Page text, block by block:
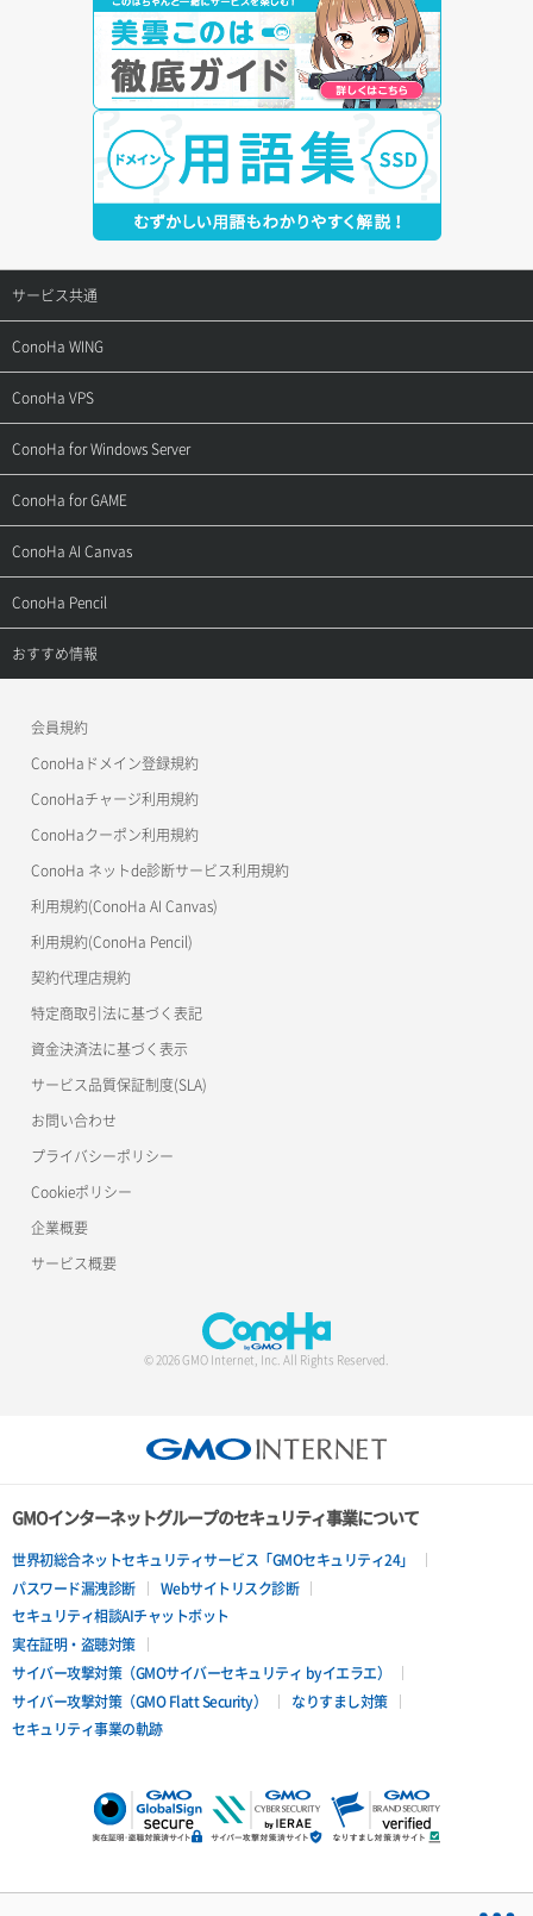
サービス共通
サポートトップ
ご契約・お支払い
用語集
お問い合わせ
ConoHa WING
サポートトップ
ご利用ガイド
お乗り換えガイド
よくある質問
ConoHa VPS
サポートトップ
ご利用ガイド
APIドキュメントVPS2.0
APIドキュメントVPS3.0
ConoHa for Windows Server
サポートトップ
ご利用ガイド
APIドキュメントVPS2.0
APIドキュメントVPS3.0
ConoHa for GAME
サポートトップ
ご利用ガイド
ConoHa AI Canvas
サポートトップ
ご利用ガイド
ConoHa Pencil
サポートトップ
おすすめ情報
美雲このは徹底ガイド
会員規約
ConoHaドメイン登録規約
ConoHaチャージ利用規約
ConoHaクーポン利用規約
ConoHa ネットde診断サービス利用規約
利用規約(ConoHa AI Canvas)
利用規約(ConoHa Pencil)
契約代理店規約
特定商取引法に基づく表記
資金決済法に基づく表示
サービス品質保証制度(SLA)
お問い合わせ
プライバシーポリシー
Cookieポリシー
企業概要
サービス概要
© 2026 GMO Internet, Inc. All Rights Reserved.
GMOインターネットグループのセキュリティ事業について
世界初総合ネットセキュリティサービス「GMOセキュリティ24」
パスワード漏洩診断
Webサイトリスク診断
セキュリティ相談AIチャットボット
実在証明・盗聴対策
サイバー攻撃対策（GMOサイバーセキュリティ byイエラエ）
サイバー攻撃対策（GMO Flatt Security）
なりすまし対策
セキュリティ事業の軌跡